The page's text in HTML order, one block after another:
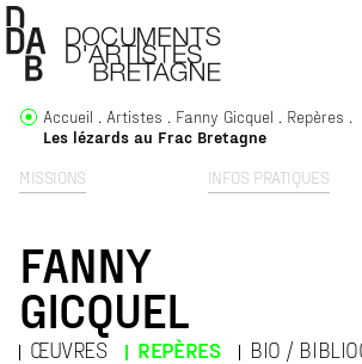
MISSIONS INFOS PRATIQUES
Accueil Artistes Fanny Gicquel
Repères
Les lézards au Frac Bretagne
FANNY
GICQUEL
ŒUVRES REPÈRES BIO /